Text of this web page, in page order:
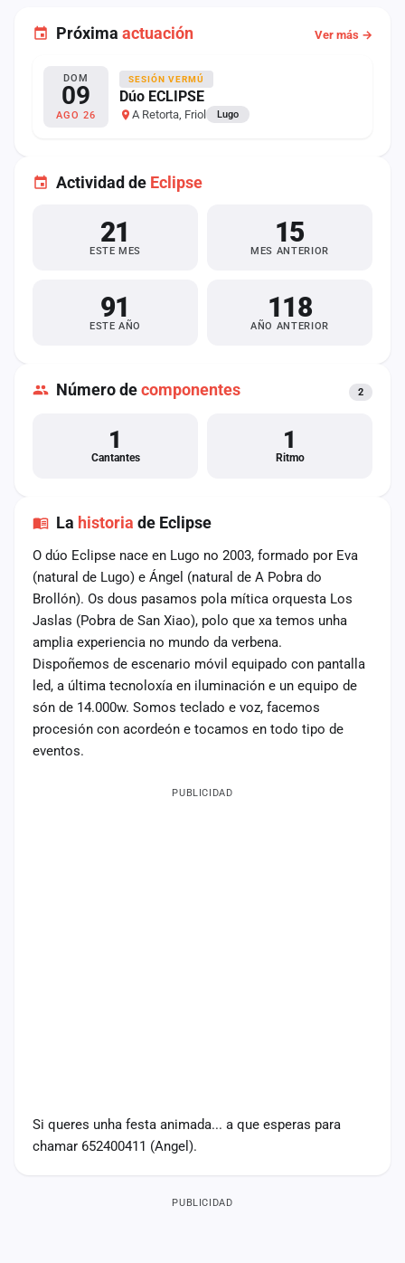
Próxima actuación Ver más →
DOM
09
AGO 26
SESIÓN VERMÚ
Dúo ECLIPSE
A Retorta, Friol Lugo
Actividad de Eclipse
21
ESTE MES
15
MES ANTERIOR
91
ESTE AÑO
118
AÑO ANTERIOR
Número decomponentes 2
1
Cantantes
1
Ritmo
La historia de Eclipse
O dúo Eclipse nace en Lugo no 2003, formado por Eva
(natural de Lugo) e Ángel (natural de A Pobra do
Brollón). Os dous pasamos pola mítica orquesta Los
Jaslas (Pobra de San Xiao), polo que xa temos unha
amplia experiencia no mundo da verbena.
Dispoñemos de escenario móvil equipado con pantalla
led, a última tecnoloxía en iluminación e un equipo de
són de 14.000w. Somos teclado e voz, facemos
procesión con acordeón e tocamos en todo tipo de
eventos.
PUBLICIDAD
Si queres unha festa animada... a que esperas para
chamar 652400411 (Angel).
PUBLICIDAD